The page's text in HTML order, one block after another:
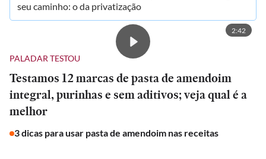
seu caminho: o da privatização
2:42
PALADAR TESTOU
Testamos 12 marcas de pasta de amendoim
integral, purinhas e sem aditivos; veja qual é a
melhor
3 dicas para usar pasta de amendoim nas receitas